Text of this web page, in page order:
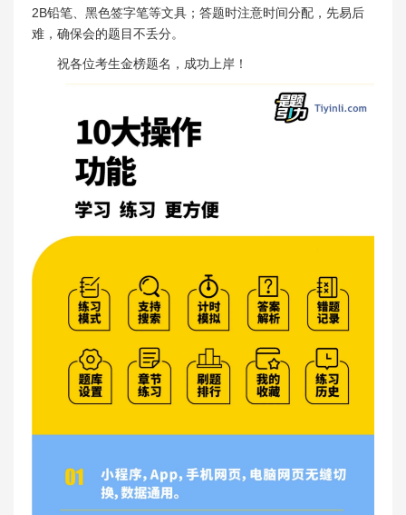
2B铅笔、黑色签字笔等文具；答题时注意时间分配，先易后
难，确保会的题目不丢分。
祝各位考生金榜题名，成功上岸！